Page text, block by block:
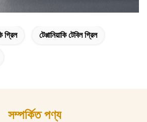
গ্রিল টেপ্পানিয়াকি টেবিল গ্রিল
সম্পর্কিত পণ্য